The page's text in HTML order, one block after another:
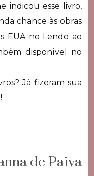
indicou esse livro,
chance às obras
EUA no Lendo ao
disponível no
Já fizeram sua
de Paiva